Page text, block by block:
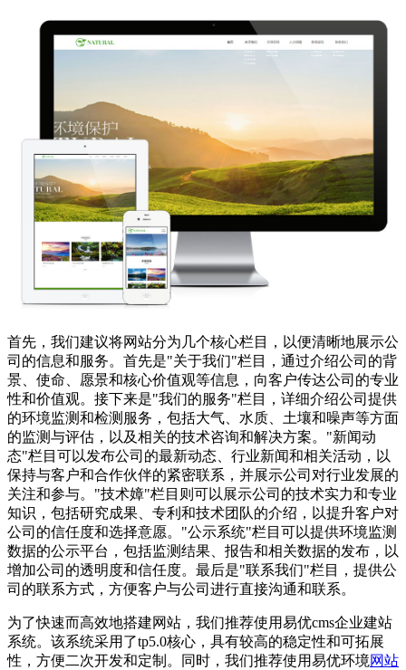
首先，我们建议将网站分为几个核心栏目，以便清晰地展示公
司的信息和服务。首先是"关于我们"栏目，通过介绍公司的背
景、使命、愿景和核心价值观等信息，向客户传达公司的专业
性和价值观。接下来是"我们的服务"栏目，详细介绍公司提供
的环境监测和检测服务，包括大气、水质、土壤和噪声等方面
的监测与评估，以及相关的技术咨询和解决方案。"新闻动
态"栏目可以发布公司的最新动态、行业新闻和相关活动，以
保持与客户和合作伙伴的紧密联系，并展示公司对行业发展的
关注和参与。"技术嫜"栏目则可以展示公司的技术实力和专业
知识，包括研究成果、专利和技术团队的介绍，以提升客户对
公司的信任度和选择意愿。"公示系统"栏目可以提供环境监测
数据的公示平台，包括监测结果、报告和相关数据的发布，以
增加公司的透明度和信任度。最后是"联系我们"栏目，提供公
司的联系方式，方便客户与公司进行直接沟通和联系。
为了快速而高效地搭建网站，我们推荐使用易优cms企业建站
系统。该系统采用了tp5.0核心，具有较高的稳定性和可拓展
性，方便二次开发和定制。同时，我们推荐使用易优环境网站